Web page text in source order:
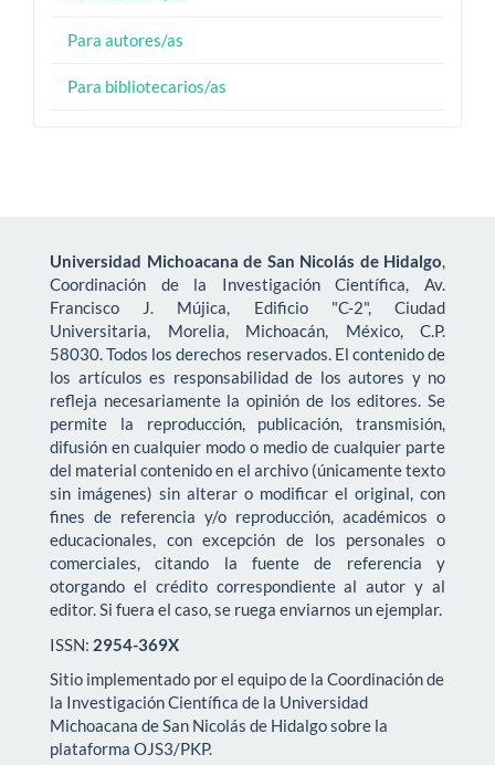
Para autores/as
Para bibliotecarios/as
Universidad Michoacana de San Nicolás de Hidalgo,
Coordinación de la Investigación Científica, Av.
Francisco J. Mújica, Edificio "C-2", Ciudad
Universitaria, Morelia, Michoacán, México, C.P.
58030. Todos los derechos reservados. El contenido de
los artículos es responsabilidad de los autores y no
refleja necesariamente la opinión de los editores. Se
permite la reproducción, publicación, transmisión,
difusión en cualquier modo o medio de cualquier parte
del material contenido en el archivo (únicamente texto
sin imágenes) sin alterar o modificar el original, con
fines de referencia y/o reproducción, académicos o
educacionales, con excepción de los personales o
comerciales, citando la fuente de referencia y
otorgando el crédito correspondiente al autor y al
editor. Si fuera el caso, se ruega enviarnos un ejemplar.
ISSN: 2954-369X
Sitio implementado por el equipo de la Coordinación de
la Investigación Científica de la Universidad
Michoacana de San Nicolás de Hidalgo sobre la
plataforma OJS3/PKP.